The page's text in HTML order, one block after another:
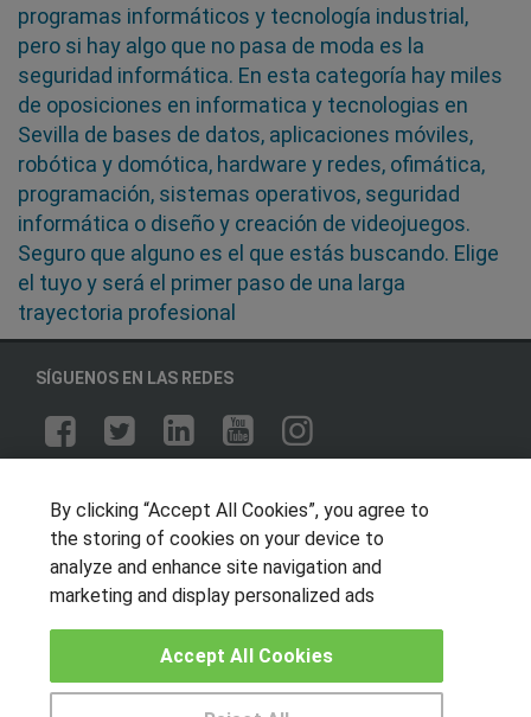
programas informáticos y tecnología industrial,
pero si hay algo que no pasa de moda es la
seguridad informática. En esta categoría hay miles
de oposiciones en informatica y tecnologias en
Sevilla de bases de datos, aplicaciones móviles,
robótica y domótica, hardware y redes, ofimática,
programación, sistemas operativos, seguridad
informática o diseño y creación de videojuegos.
Seguro que alguno es el que estás buscando. Elige
el tuyo y será el primer paso de una larga
trayectoria profesional
SÍGUENOS EN LAS REDES
Muro de los idiomas
Hablemos de empleo
Locos por las becas
CENTROS DE FORMACIÓN
By clicking “Accept All Cookies”, you agree to
the storing of cookies on your device to
analyze and enhance site navigation and
marketing and display personalized ads
Accept All Cookies